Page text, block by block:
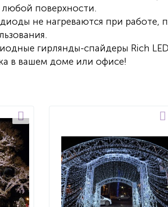
любой поверхности.
не нагреваются при
гирлянды-спайдеры Rich
в вашем доме или офисе!